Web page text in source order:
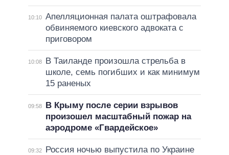
10:10 Апелляционная палата оштрафовала
обвиняемого киевского адвоката с
приговором
10:08
В Таиланде произошла стрельба в
школе, семь погибших и как минимум
15 раненых
09:58
В Крыму после серии взрывов
произошел масштабный пожар на
аэродроме «Гвардейское»
09:32
Россия ночью выпустила по Украине